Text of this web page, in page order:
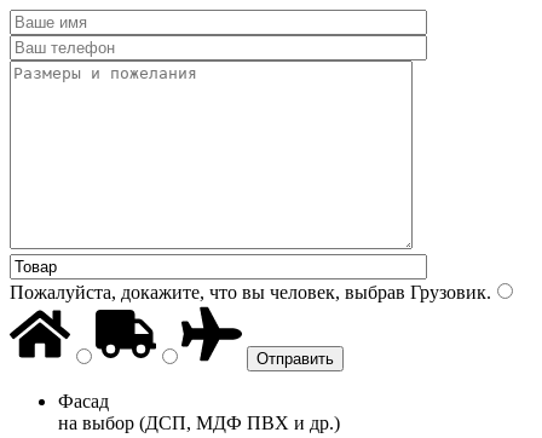
Пожалуйста, докажите, что вы человек, выбрав Грузовик.
Фасад
на выбор (ДСП, МДФ ПВХ и др.)